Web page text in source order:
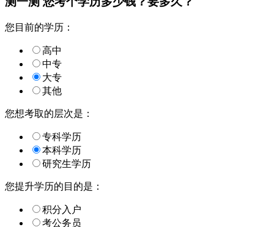
您目前的学历：
高中
中专
大专
其他
您想考取的层次是：
专科学历
本科学历
研究生学历
您提升学历的目的是：
积分入户
考公务员